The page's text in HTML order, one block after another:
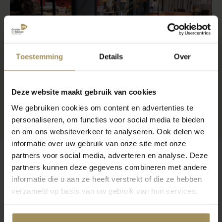
Toestemming Details Over
Deze website maakt gebruik van cookies
We gebruiken cookies om content en advertenties te
personaliseren, om functies voor social media te bieden
en om ons websiteverkeer te analyseren. Ook delen we
informatie over uw gebruik van onze site met onze
partners voor social media, adverteren en analyse. Deze
partners kunnen deze gegevens combineren met andere
informatie die u aan ze heeft verstrekt of die ze hebben
verzameld op basis van uw gebruik van hun services.
Op zoek naar meer inspiratie?